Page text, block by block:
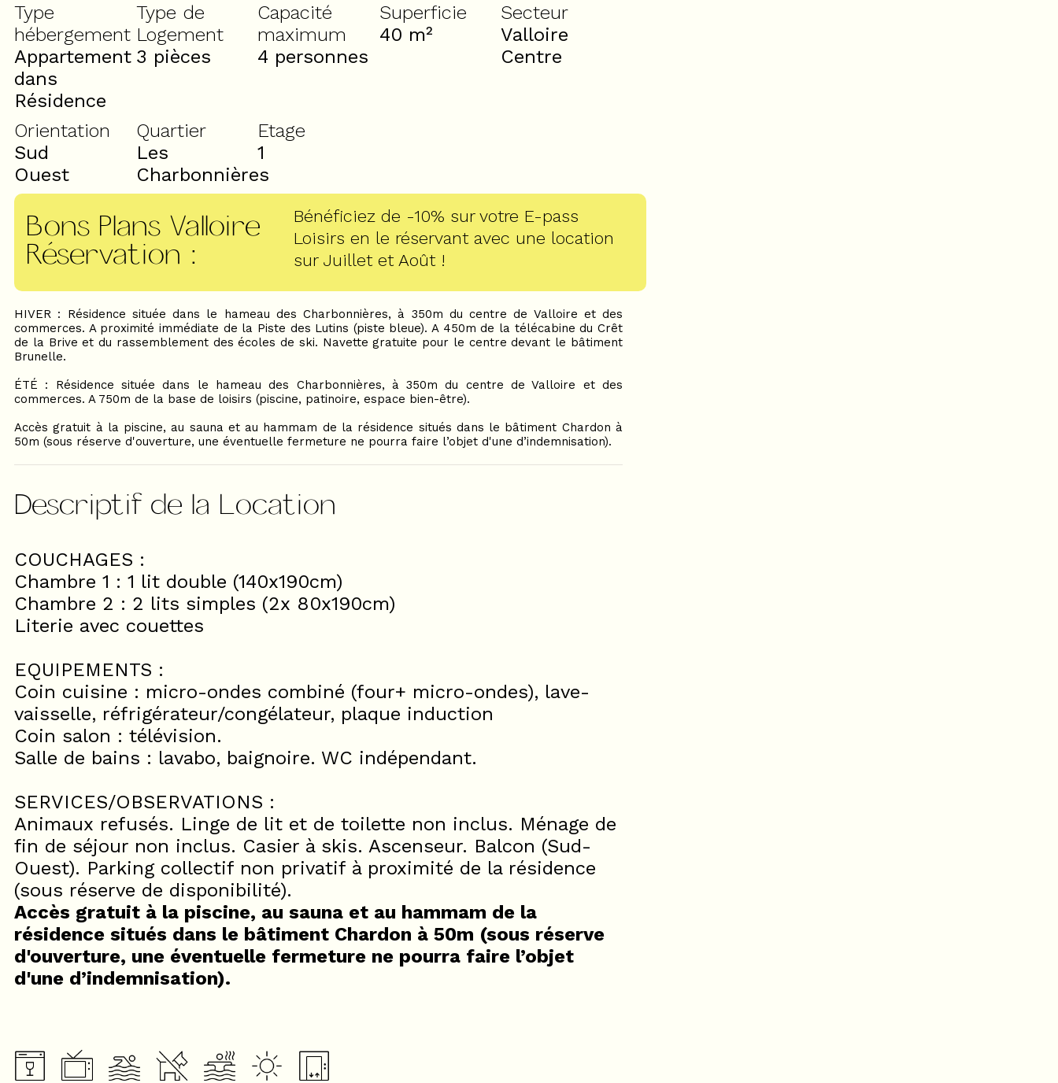
Type
hébergement
Appartement
dans
Résidence
Type de
Logement
3 pièces
Capacité
maximum
4 personnes
Superficie
40 m²
Secteur
Valloire
Centre
Orientation
Sud
Ouest
Quartier
Les
Charbonnières
Etage
1
Bons Plans Valloire
Réservation :
Bénéficiez de -10% sur votre E-pass
Loisirs en le réservant avec une location
sur Juillet et Août !
HIVER : Résidence située dans le hameau des Charbonnières, à 350m du centre de Valloire et des
commerces. A proximité immédiate de la Piste des Lutins (piste bleue). A 450m de la télécabine du Crêt
de la Brive et du rassemblement des écoles de ski. Navette gratuite pour le centre devant le bâtiment
Brunelle.
ÉTÉ : Résidence située dans le hameau des Charbonnières, à 350m du centre de Valloire et des
commerces. A 750m de la base de loisirs (piscine, patinoire, espace bien-être).
Accès gratuit à la piscine, au sauna et au hammam de la résidence situés dans le bâtiment Chardon à
50m (sous réserve d'ouverture, une éventuelle fermeture ne pourra faire l’objet d'une d’indemnisation).
Descriptif de la Location
COUCHAGES :
Chambre 1 : 1 lit double (140x190cm)
Chambre 2 : 2 lits simples (2x 80x190cm)
Literie avec couettes
EQUIPEMENTS :
Coin cuisine : micro-ondes combiné (four+ micro-ondes), lave-
vaisselle, réfrigérateur/congélateur, plaque induction
Coin salon : télévision.
Salle de bains : lavabo, baignoire. WC indépendant.
SERVICES/OBSERVATIONS :
Animaux refusés. Linge de lit et de toilette non inclus. Ménage de
fin de séjour non inclus. Casier à skis. Ascenseur. Balcon (Sud-
Ouest). Parking collectif non privatif à proximité de la résidence
(sous réserve de disponibilité).
Accès gratuit à la piscine, au sauna et au hammam de la
résidence situés dans le bâtiment Chardon à 50m (sous réserve
d'ouverture, une éventuelle fermeture ne pourra faire l’objet
d'une d’indemnisation).